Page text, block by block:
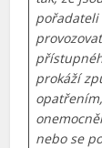
pořadateli
prokáží
nebo se